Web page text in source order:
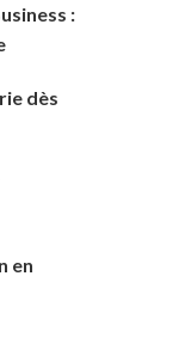
:
dès
en